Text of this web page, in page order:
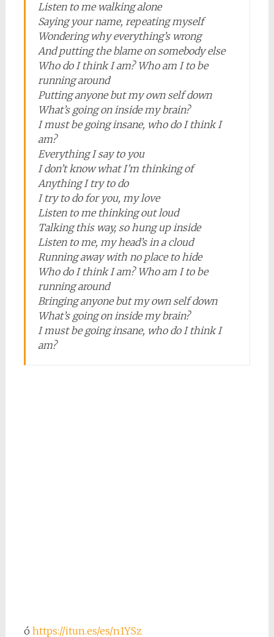
Listen to me walking alone
Saying your name, repeating myself
Wondering why everything’s wrong
And putting the blame on somebody else
Who do I think I am? Who am I to be
running around
Putting anyone but my own self down
What’s going on inside my brain?
I must be going insane, who do I think I
am?
Everything I say to you
I don’t know what I’m thinking of
Anything I try to do
I try to do for you, my love
Listen to me thinking out loud
Talking this way, so hung up inside
Listen to me, my head’s in a cloud
Running away with no place to hide
Who do I think I am? Who am I to be
running around
Bringing anyone but my own self down
What’s going on inside my brain?
I must be going insane, who do I think I
am?
ó https://itun.es/es/n1YSz